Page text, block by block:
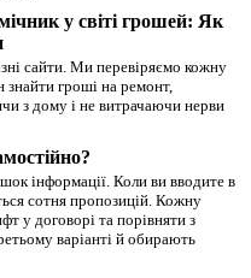
у світі грошей: Як
сайти. Ми перевіряємо кожну
знайти гроші на ремонт,
з дому і не витрачаючи нерви
інформації. Коли ви вводите в
сотня пропозицій. Кожну
у договорі та порівняти з
варіанті й обирають